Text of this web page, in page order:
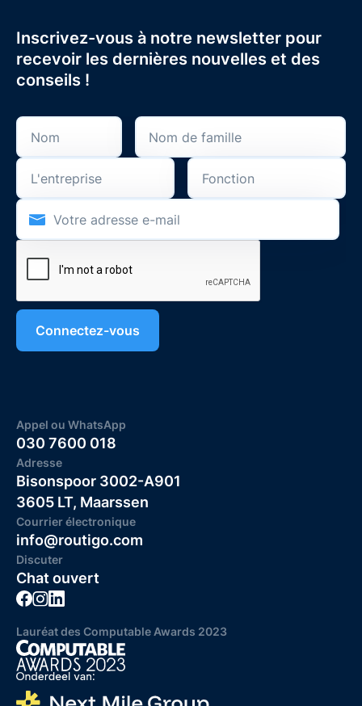
Inscrivez-vous à notre newsletter pour
recevoir les dernières nouvelles et des
conseils !
Appel ou WhatsApp
030 7600 018
Adresse
Bisonspoor 3002-A901
3605 LT, Maarssen
Courrier électronique
info@routigo.com
Discuter
Chat ouvert
Lauréat des Computable Awards 2023